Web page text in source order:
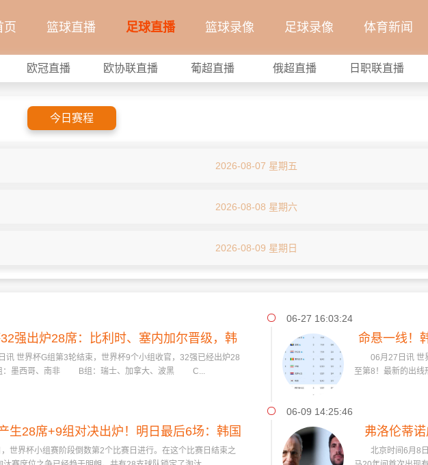
页 篮球直播 足球直播 篮球录像 足球录像 体育新闻
欧冠直播 欧协联直播 葡超直播 俄超直播 日职联直播
今日赛程
2026-08-07 星期五
2026-08-08 星期六
2026-08-09 星期日
强出炉28席：比利时、塞内加尔晋级，韩
国、伊朗待定
世界杯G组第3轮结束，世界杯9个小组收官，32强已经出炉28
墨西哥、南非 B组：瑞士、加拿大、波黑 C...
06-27 16:03:24
命悬一线！
06月27日讯 世界
至第8！最新的出
生28席+9组对决出炉！明日最后6场：韩国
队祈求奇迹
界杯小组赛阶段倒数第2个比赛日进行。在这个比赛日结束之
06-09 14:25:46
弗洛伦蒂
北京时间6月8日